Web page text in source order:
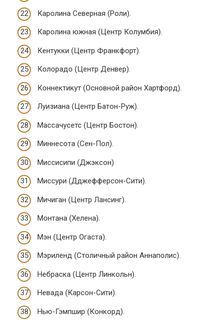
Каролина Северная (Роли).
Каролина южная (Центр Колумбия).
Кентукки (Центр Франкфорт).
Колорадо (Центр Денвер).
Коннектикут (Основной район Хартфорд).
Луизиана (Центр Батон-Руж).
Массачусетс (Центр Бостон).
Миннесота (Сен-Пол).
Миссисипи (Джэксон)
Миссури (Дджефферсон-Сити).
Мичиган (Центр Лансинг).
Монтана (Хелена).
Мэн (Центр Огаста).
Мэриленд (Столичный район Аннаполис).
Небраска (Центр Линкольн).
Невада (Карсон-Сити).
Нью-Гэмпшир (Конкорд).